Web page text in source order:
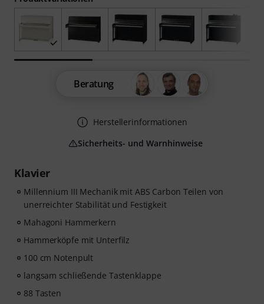
Klavier
Millennium III Mechanik mit ABS Carbon Teilen von
unerreichter Stabilität und Festigkeit
Mahagoni Hammerkern
Hammerköpfe mit Unterfilz
100 cm Notenpult
langsam schließende Tastenklappe
88 Tasten
Beratung
Herstellerinformationen
Sicherheits- und Warnhinweise